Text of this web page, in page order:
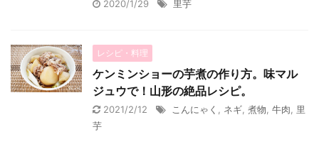
2020/1/29 里芋
レシピ・料理
ケンミンショーの芋煮の作り方。味マル
ジュウで！山形の絶品レシピ。
2021/2/12 こんにゃく ネギ 煮物 牛肉
里
芋